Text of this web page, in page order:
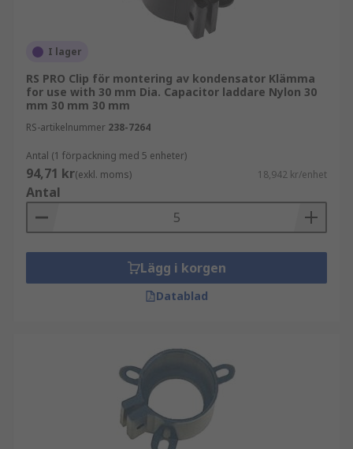
Ändkåpor för kondensatorer
Ändkåpor för kondensatorer passar över
kondensatorer för att skydda dem från skador, till
exempel från vibrationer, damm och värme. De
skyddar också kondensatorn från elektriska
laddningar som finns i andra komponenter eller
den.
Dessutom skyddar ändkåpor för kondensatorer
dig från elektriska stötar när du rör vid
kondensatorn.
Muttrar för elektrolytkondensatorer
Muttrar för elektrolytkondensatorer (eller
delar som används på elektrolytkondensatorer.
Elektrolytkondensatorer är ofta cylindriska i
formen med fästpunkter i änden av
kondensatorn. Dessa fästpunkter är det som
ansluter kondensatorn till kretskortet eller
enheten. Muttrar för elektrolytkondensatorer
I lager
RS PRO Clip för montering av kondensator Klämma
for use with 30 mm Dia. Capacitor laddare Nylon 30
mm 30 mm 30 mm
RS-artikelnummer 238-7264
Antal (1 förpackning med 5 enheter)
94,71 kr(exkl. moms) 18,942 kr/enhet
Antal
Lägg i korgen
Datablad